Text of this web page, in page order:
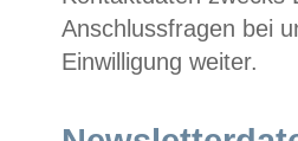
Anschlussfragen bei
Einwilligung weiter.